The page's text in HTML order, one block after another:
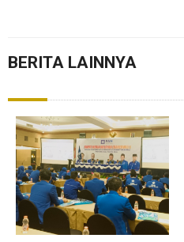
BERITA LAINNYA